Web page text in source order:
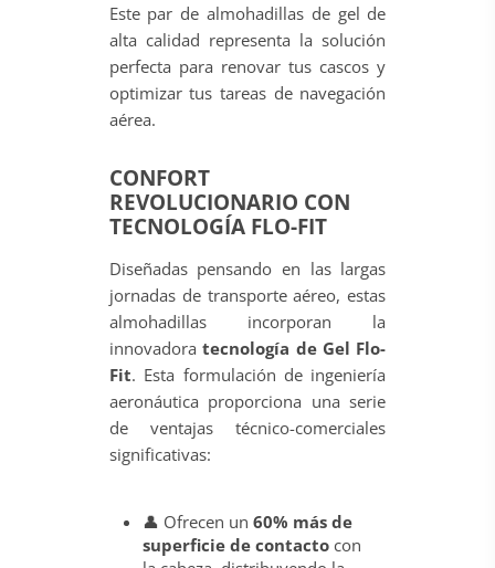
Este par de almohadillas de gel de
alta calidad representa la solución
perfecta para renovar tus cascos y
optimizar tus tareas de navegación
aérea.
CONFORT
REVOLUCIONARIO CON
TECNOLOGÍA FLO-FIT
Diseñadas pensando en las largas
jornadas de transporte aéreo, estas
almohadillas incorporan la
innovadoratecnología de Gel Flo-
Fit. Esta formulación de ingeniería
aeronáutica proporciona una serie
de ventajas técnico-comerciales
significativas:
👤 Ofrecen un 60% más de
superficie de contactocon